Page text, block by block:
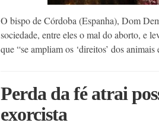
O bispo de Córdoba (Espanha), Dom
sociedade, entre eles o mal do aborto, e
que “se ampliam os ‘direitos’ dos
Perda da fé atrai
exorcista